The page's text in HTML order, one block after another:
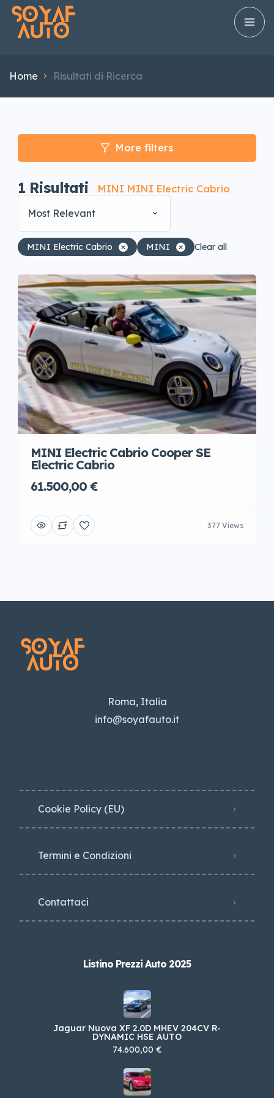
Home Risultati di Ricerca
More filters
1 Risultati
MINI MINI Electric Cabrio
Most Relevant
MINI Electric Cabrio MINI Clear all
MINI Electric Cabrio Cooper SE
Electric Cabrio
61.500,00 €
377 Views
Roma, Italia
info@soyafauto.it
Cookie Policy (EU)
Termini e Condizioni
Contattaci
Listino Prezzi Auto 2025
Jaguar Nuova XF 2.0D MHEV 204CV R-
DYNAMIC HSE AUTO
74.600,00 €